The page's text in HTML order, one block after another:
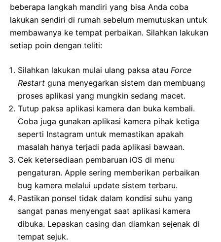
beberapa langkah mandiri yang bisa Anda coba
lakukan sendiri di rumah sebelum memutuskan untuk
membawanya ke tempat perbaikan. Silahkan lakukan
setiap poin dengan teliti:
Silahkan lakukan mulai ulang paksa atau Force
Restart guna menyegarkan sistem dan membuang
proses aplikasi yang mungkin sedang macet.
Tutup paksa aplikasi kamera dan buka kembali.
Coba juga gunakan aplikasi kamera pihak ketiga
seperti Instagram untuk memastikan apakah
masalah hanya terjadi pada aplikasi bawaan.
Cek ketersediaan pembaruan iOS di menu
pengaturan. Apple sering memberikan perbaikan
bug kamera melalui update sistem terbaru.
Pastikan ponsel tidak dalam kondisi suhu yang
sangat panas menyengat saat aplikasi kamera
dibuka. Lepaskan casing dan diamkan sejenak di
tempat sejuk.